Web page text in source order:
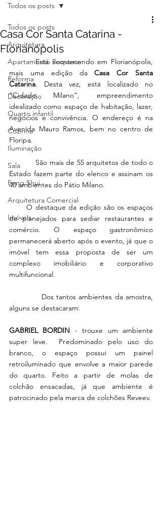
Todos os posts
Arquitetura
Apartamento Pequeno
Reforma
Decoração
Quarto infantil
Cozinha
Iluminação
Sala
Feng Shui
Arquitetura Comercial
Imóveis
Todos os posts
Casa Cor Santa Catarina -
Florianópolis
        Está acontecendo em Florianópolis,
mais uma edição da Casa Cor Santa
Catarina. Desta vez, está localizado no
“Cidade Milano”, empreendimento
idealizado como espaço de habitação, lazer,
negócios e convivência. O endereço é na
Avenida Mauro Ramos, bem no centro de
Floripa.
            São mais de 55 arquitetos de todo o
Estado fazem parte do elenco e assinam os
40 ambientes do Pátio Milano.
      O destaque da edição são os espaços
de planejados para sediar restaurantes e
comércio. O espaço gastronômico
permanecerá aberto após o evento, já que o
imóvel tem essa proposta de ser um
complexo imobiliário e corporativo
multifuncional.
alguns se destacaram:
GABRIEL BORDIN - trouxe um ambiente
super leve.  Predominado pelo uso do
branco, o espaço possui um painel
retroiluminado que envolve a maior parede
do quarto. Feito a partir de molas de
colchão ensacadas, já que ambiente é
patrocinado pela marca de colchões Reveev.